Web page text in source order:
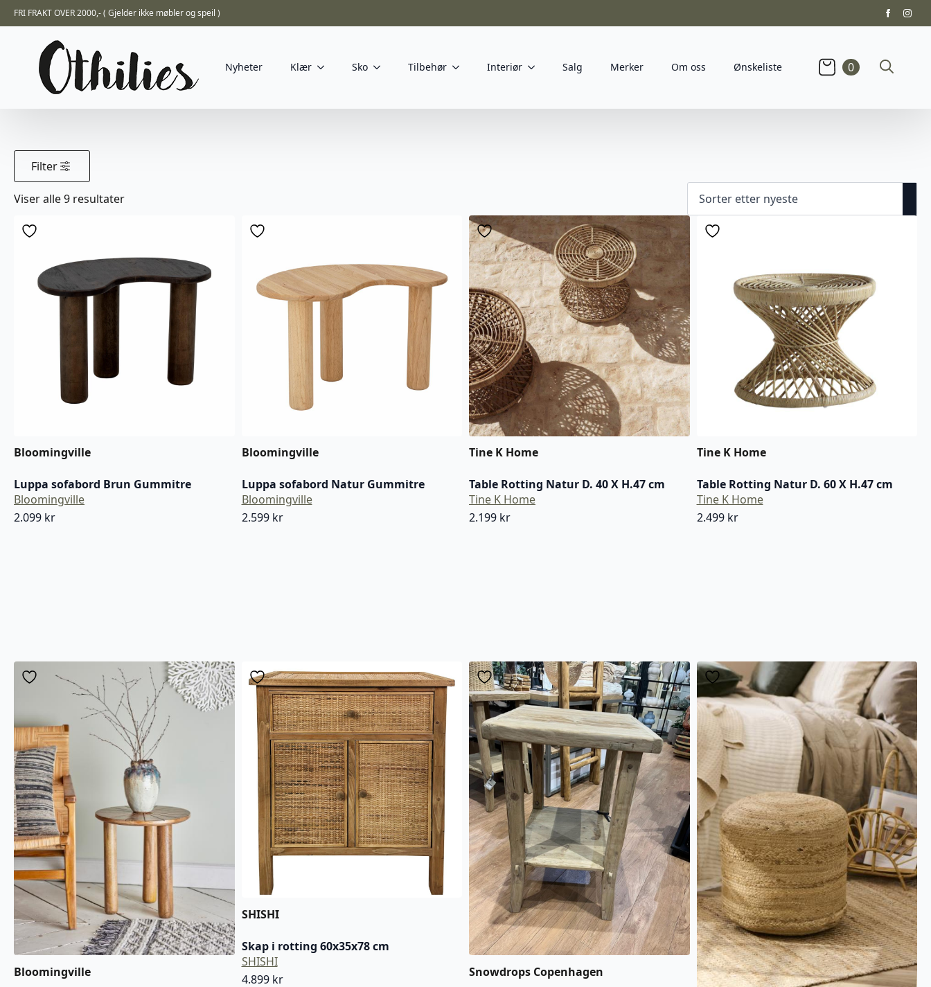
FRI FRAKT OVER 2000,- ( Gjelder ikke møbler og speil )
Nyheter Klær Sko Tilbehør Interiør Salg Merker Om oss Ønskeliste
0
for:
Filter
Viser alle 9 resultaterSortert
Bloomingville
Luppa sofabord Brun Gummitre
Bloomingville
2.099 kr
Bloomingville
Luppa sofabord Natur Gummitre
Bloomingville
2.599 kr
Tine K Home
Table Rotting Natur D. 40 X H.47 cm
Tine K Home
2.199 kr
Tine K Home
Table Rotting Natur D. 60 X H.47 cm
Tine K Home
2.499 kr
Bloomingville
SHISHI
Skap i rotting 60x35x78 cm
SHISHI
4.899 kr
Snowdrops Copenhagen